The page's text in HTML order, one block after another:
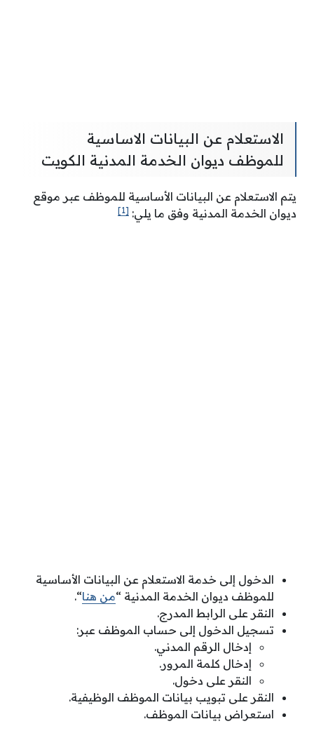
الاستعلام عن البيانات الاساسية
للموظف ديوان الخدمة المدنية الكويت
يتم الاستعلام عن البيانات الأساسية للموظف عبر موقع
ديوان الخدمة المدنية وفق ما يلي: [1]
الدخول إلى خدمة الاستعلام عن البيانات الأساسية
للموظف ديوان الخدمة المدنية “من هنا“.
النقر على الرابط المدرج.
تسجيل الدخول إلى حساب الموظف عبر:
إدخال الرقم المدني.
إدخال كلمة المرور.
النقر على دخول.
النقر على تبويب بيانات الموظف الوظيفية.
استعراض بيانات الموظف.